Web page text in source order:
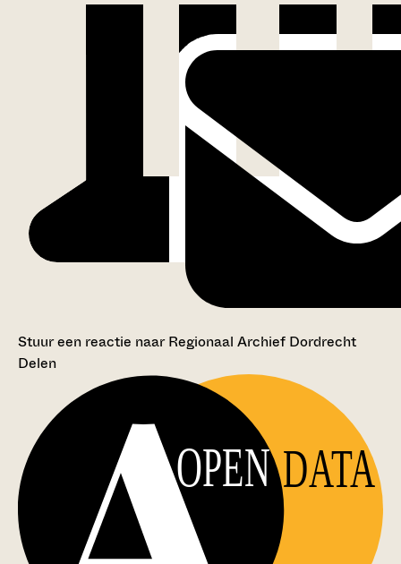
Stuur een reactie naar Regionaal Archief Dordrecht
Delen
OPEN DATA